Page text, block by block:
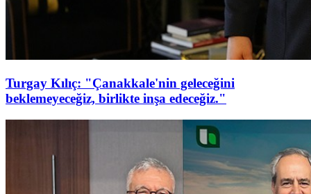
Turgay Kılıç: "Çanakkale'nin geleceğini
beklemeyeceğiz, birlikte inşa edeceğiz."